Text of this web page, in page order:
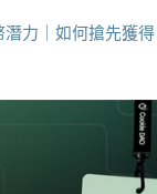
潛力｜如何搶先獲得